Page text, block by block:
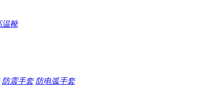
温靴
防震手套 防电弧手套